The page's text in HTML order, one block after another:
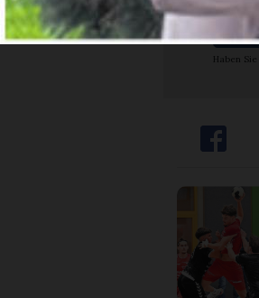
Haben
Share